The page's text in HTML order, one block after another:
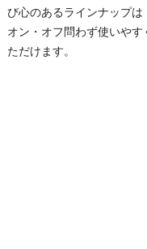
び心のあるラインナップは
オン・オフ問わず使いや
ただけます。